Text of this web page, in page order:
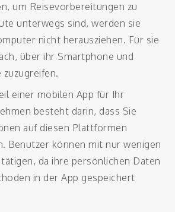
um Reisevorbereitungen zu
unterwegs sind, werden sie
nicht herausziehen. Für sie
über ihr Smartphone und
einer mobilen App für Ihr
besteht darin, dass Sie
auf diesen Plattformen
Benutzer können mit nur wenigen
da ihre persönlichen Daten
in der App gespeichert